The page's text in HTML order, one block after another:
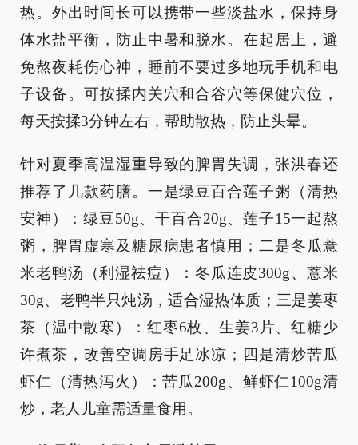
热。外出时间长可以携带一些淡盐水，保持身
体水盐平衡，防止中暑和脱水。在起居上，避
免熬夜耗伤心神，睡前不要过多地玩手机和电
子设备。可按揉内关穴和合谷穴等保健穴位，
每天按揉3分钟左右，帮助散热，防止头晕。
针对夏季高温湿重导致的脾胃失调，张洪春还
推荐了几款药膳。一是绿豆百合莲子粥（清热
安神）：绿豆50g、干百合20g、莲子15一起熬
粥，脾胃虚寒及糖尿病患者慎用；二是冬瓜薏
米老鸭汤（利湿祛痘）：冬瓜连皮300g、薏米
30g、老鸭半只炖汤，适合湿热体质；三是姜枣
茶（温中散寒）：红枣6枚、生姜3片、红糖少
许煮茶，改善空调房手足冰凉；四是清炒苦瓜
虾仁（清热泻火）：苦瓜200g、鲜虾仁100g清
炒，老人儿童需适量食用。